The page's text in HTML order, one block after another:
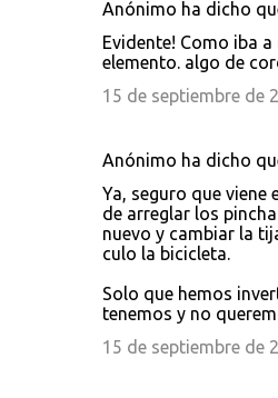
Anónimo ha dicho
Evidente! Como iba
elemento. algo de
15 de septiembre de
Anónimo ha dicho
Ya, seguro que viene
de arreglar los
nuevo y cambiar la
culo la bicicleta.
Solo que hemos
tenemos y no
15 de septiembre de